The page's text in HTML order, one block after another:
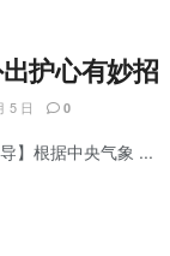
护心有妙招
5 日 0
】根据中央气象 ...